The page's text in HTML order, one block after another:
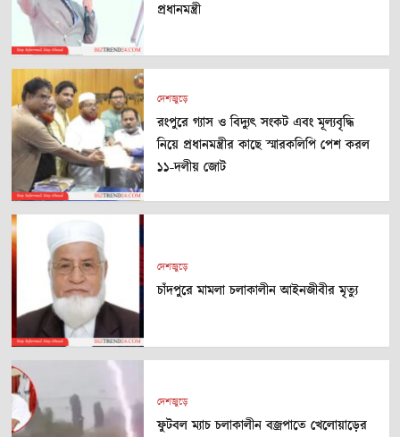
প্রধানমন্ত্রী
দেশজুড়ে
রংপুরে গ্যাস ও বিদ্যুৎ সংকট এবং মূল্যবৃদ্ধি
নিয়ে প্রধানমন্ত্রীর কাছে স্মারকলিপি পেশ করল
১১-দলীয় জোট
দেশজুড়ে
চাঁদপুরে মামলা চলাকালীন আইনজীবীর মৃত্যু
দেশজুড়ে
ফুটবল ম্যাচ চলাকালীন বজ্রপাতে খেলোয়াড়ের